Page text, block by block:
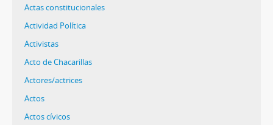
Actas constitucionales
Actividad Política
Activistas
Acto de Chacarillas
Actores/actrices
Actos
Actos cívicos